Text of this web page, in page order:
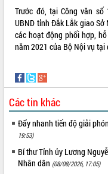
Trailer Lễ hội Sầu riêng Đắk Lắk
2026
Khám bệnh, cấp phát thuốc
và tặng quà người dân xã Cư Pui
Hội nghị UBND tỉnh Đắk Lắk
tháng 7/2026
Trước đó, tại Công văn số
UBND tỉnh Đắk Lắk giao
các hoạt động phối hợp,
năm 2021 của Bộ Nội vụ tại
Các tin khác
Đẩy nhanh tiến độ giải
19:53)
Bí thư Tỉnh ủy Lương
Nhân dân (08/08/2026, 17:05)